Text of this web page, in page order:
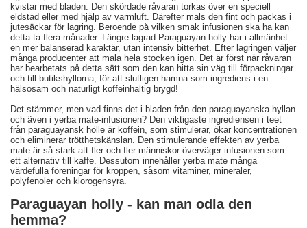
kvistar med bladen. Den skördade råvaran torkas över en speciell
eldstad eller med hjälp av varmluft. Därefter mals den fint och packas i
jutesäckar för lagring. Beroende på vilken smak infusionen ska ha kan
detta ta flera månader. Längre lagrad Paraguayan holly har i allmänhet
en mer balanserad karaktär, utan intensiv bitterhet. Efter lagringen väljer
många producenter att mala hela stocken igen. Det är först när råvaran
har bearbetats på detta sätt som den kan hitta sin väg till förpackningar
och till butikshyllorna, för att slutligen hamna som ingrediens i en
hälsosam och naturligt koffeinhaltig brygd!
Det stämmer, men vad finns det i bladen från den paraguayanska hyllan
och även i yerba mate-infusionen? Den viktigaste ingrediensen i teet
från paraguayansk hölle är koffein, som stimulerar, ökar koncentrationen
och eliminerar trötthetskänslan. Den stimulerande effekten av yerba
mate är så stark att fler och fler människor överväger infusionen som
ett alternativ till kaffe. Dessutom innehåller yerba mate många
värdefulla föreningar för kroppen, såsom vitaminer, mineraler,
polyfenoler och klorogensyra.
Paraguayan holly - kan man odla den
hemma?